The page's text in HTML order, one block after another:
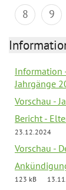
8
9
Information
Jahrgänge
Vorschau -
Bericht -
23.12.2024
Vorschau -
123 kB